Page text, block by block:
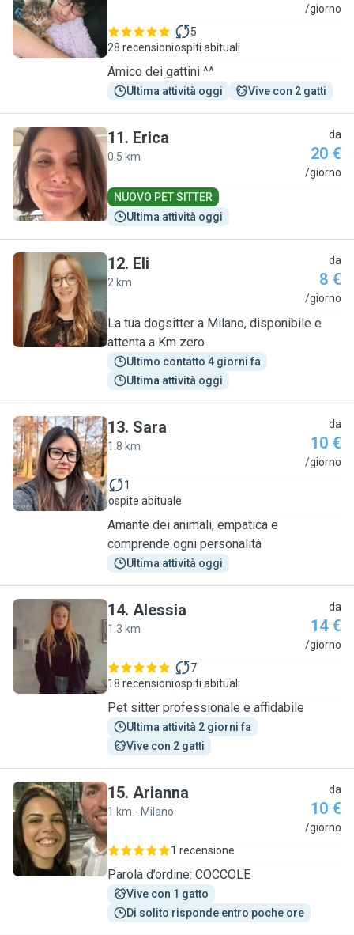
M /giorno
28 recensioni
5
ospiti abituali
Amico dei gattini ^^
Ultima attività oggi Vive con 2 gatti
E
11. Erica
0.5 km
da
20 €
/giorno
NUOVO PET SITTER
Ultima attività oggi
E
12. Eli
2 km
da
8 €
/giorno
La tua dogsitter a Milano, disponibile e
attenta a Km zero
Ultimo contatto 4 giorni fa
Ultima attività oggi
S
13. Sara
1.8 km
da
10 €
/giorno
1
ospite abituale
Amante dei animali, empatica e
comprende ogni personalità
Ultima attività oggi
A
14. Alessia
1.3 km
da
14 €
/giorno
18 recensioni
7
ospiti abituali
Pet sitter professionale e affidabile
Ultima attività 2 giorni fa
Vive con 2 gatti
A
15. Arianna
1 km - Milano
da
10 €
/giorno
1 recensione
Parola d’ordine: COCCOLE
Vive con 1 gatto
Di solito risponde entro poche ore